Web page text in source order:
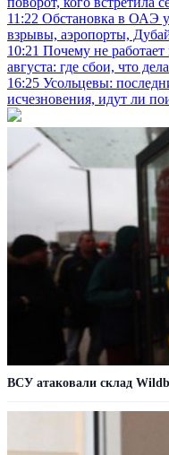
11:22 Обстановка в ОАЭ
взрывы, аэропорты,
10:21 Почему не
августа: где сбои, что
16:25 Усольцевы:
исчезновения, идут ли
ВСУ атаковали склад